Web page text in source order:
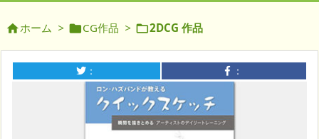
ホーム > CG作品 > 2DCG 作品
： ：